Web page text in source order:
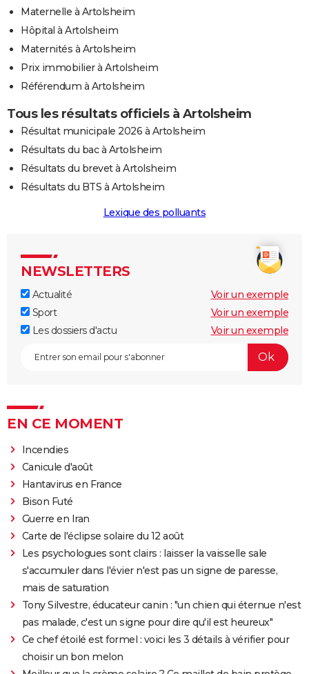
Maternelle à Artolsheim
Hôpital à Artolsheim
Maternités à Artolsheim
Prix immobilier à Artolsheim
Référendum à Artolsheim
Tous les résultats officiels à Artolsheim
Résultat municipale 2026 à Artolsheim
Résultats du bac à Artolsheim
Résultats du brevet à Artolsheim
Résultats du BTS à Artolsheim
Lexique des polluants
NEWSLETTERS
Actualité
Voir un exemple
Sport
Voir un exemple
Les dossiers d'actu
Voir un exemple
EN CE MOMENT
Incendies
Canicule d'août
Hantavirus en France
Bison Futé
Guerre en Iran
Carte de l'éclipse solaire du 12 août
Les psychologues sont clairs : laisser la vaisselle sale
s'accumuler dans l'évier n'est pas un signe de paresse,
mais de saturation
Tony Silvestre, éducateur canin : "un chien qui éternue n'est
pas malade, c'est un signe pour dire qu'il est heureux"
Ce chef étoilé est formel : voici les 3 détails à vérifier pour
choisir un bon melon